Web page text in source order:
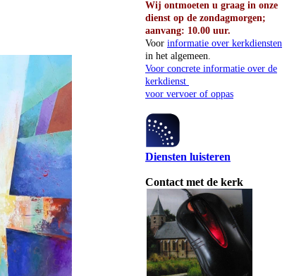
Wij ontmoeten u graag in onze
dienst op de zondagmorgen;
aanvang: 10.00 uur.
Voor informatie over kerkdiensten
in het algemeen.
Voor concrete informatie over de
kerkdienst
voor vervoer of oppas
Diensten luisteren
Contact met de kerk